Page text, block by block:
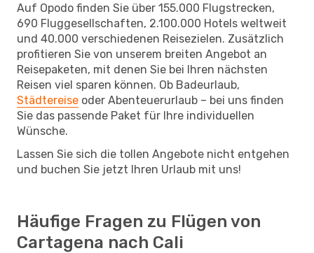
Auf Opodo finden Sie über 155.000 Flugstrecken,
690 Fluggesellschaften, 2.100.000 Hotels weltweit
und 40.000 verschiedenen Reisezielen. Zusätzlich
profitieren Sie von unserem breiten Angebot an
Reisepaketen, mit denen Sie bei Ihren nächsten
Reisen viel sparen können. Ob Badeurlaub,
Städtereise oder Abenteuerurlaub – bei uns finden
Sie das passende Paket für Ihre individuellen
Wünsche.
Lassen Sie sich die tollen Angebote nicht entgehen
und buchen Sie jetzt Ihren Urlaub mit uns!
Häufige Fragen zu Flügen von
Cartagena nach Cali